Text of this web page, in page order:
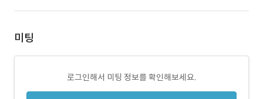
미팅
로그인해서 미팅 정보를 확인해보세요.